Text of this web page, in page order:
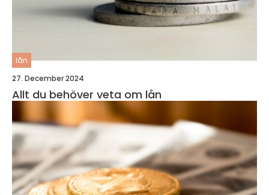
lån
27. December 2024
Allt du behöver veta om lån